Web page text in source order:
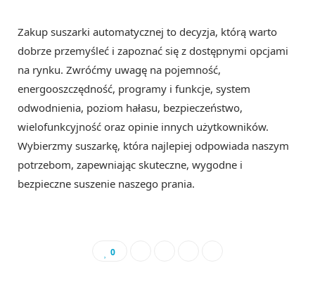
Zakup suszarki automatycznej to decyzja, którą warto
dobrze przemyśleć i zapoznać się z dostępnymi opcjami
na rynku. Zwróćmy uwagę na pojemność,
energooszczędność, programy i funkcje, system
odwodnienia, poziom hałasu, bezpieczeństwo,
wielofunkcyjność oraz opinie innych użytkowników.
Wybierzmy suszarkę, która najlepiej odpowiada naszym
potrzebom, zapewniając skuteczne, wygodne i
bezpieczne suszenie naszego prania.
0